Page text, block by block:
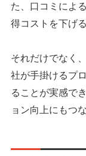
た、口コミによ
得コストを下げ
それだけでなく
社が手掛けるプ
ることが実感で
ョン向上にもつ